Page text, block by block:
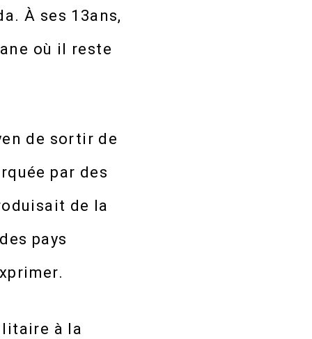
À ses 13ans,
où il reste
de sortir de
par des
de la
pays
à la